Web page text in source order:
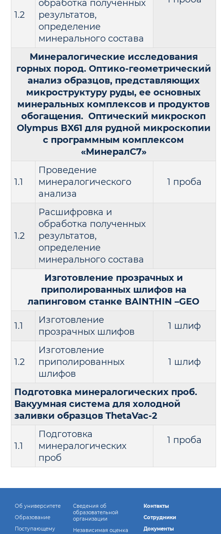
1.2
обработка полученных
результатов,
определение
минерального состава
Минералогические исследования
горных пород. Оптико-геометрический
анализ образцов, представляющих
микроструктуру руды, ее основных
минеральных комплексов и продуктов
обогащения. Оптический микроскоп
Olympus BX61 для рудной микроскопии
с программным комплексом
«МинералС7»
1.1
Проведение
минералогического
анализа
1 проба
1.2
Расшифровка и
обработка полученных
результатов,
определение
минерального состава
Изготовление прозрачных и
приполированных шлифов на
лапинговом станке BAINTHIN –GEO
1.1
Изготовление
прозрачных шлифов
1 шлиф
1.2
Изготовление
приполированных
шлифов
1 шлиф
Подготовка минералогических проб.
Вакуумная система для холодной
заливки образцов ThetaVac-2
1.1
Подготовка
минералогических
проб
1 проба
Об университете
Образование
Поступающему
Сведения об
образовательной
организации
Независимая оценка
Контакты
Сотрудники
Документы